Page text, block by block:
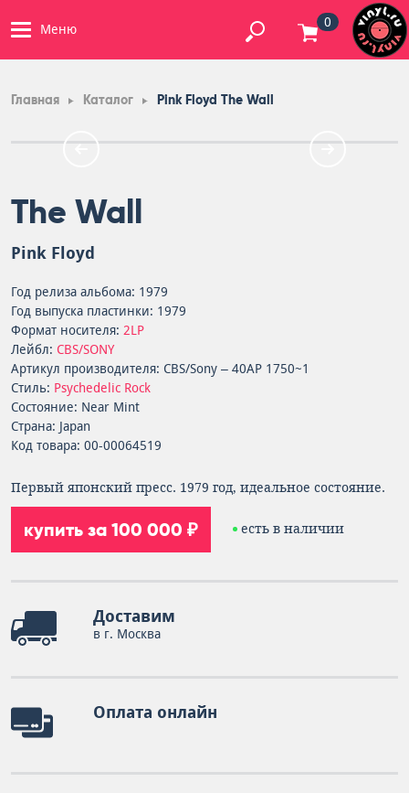
Меню 0
Главная Каталог Pink Floyd The Wall
The Wall
Pink Floyd
Год релиза альбома: 1979
Год выпуска пластинки: 1979
Формат носителя: 2LP
Лейбл: CBS/SONY
Артикул производителя: CBS/Sony – 40AP 1750~1
Стиль: Psychedelic Rock
Состояние: Near Mint
Страна: Japan
Код товара: 00-00064519
Первый японский пресс. 1979 год, идеальное состояние.
купить за 100 000 ₽ есть в наличии
Доставим
в г. Москва
Оплата онлайн